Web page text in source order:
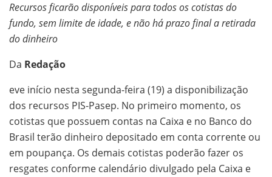
Recursos ficarão disponíveis para todos os cotistas do
fundo, sem limite de idade, e não há prazo final a retirada
do dinheiro
Da Redação
eve início nesta segunda-feira (19) a disponibilização
dos recursos PIS-Pasep. No primeiro momento, os
cotistas que possuem contas na Caixa e no Banco do
Brasil terão dinheiro depositado em conta corrente ou
em poupança. Os demais cotistas poderão fazer os
resgates conforme calendário divulgado pela Caixa e